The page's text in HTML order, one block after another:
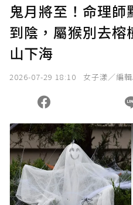
鬼月將至！命理
到陰，屬猴別去榕
山下海
2026-07-29 18:10 女子漾／編